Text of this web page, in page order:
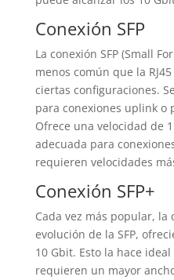
Conexión SFP
La conexión SFP (Small
menos común que la
ciertas configuraciones.
para conexiones uplink o
Ofrece una velocidad de
adecuada para
requieren velocidades
Conexión SFP+
Cada vez más popular, la
evolución de la SFP,
10 Gbit. Esto la hace
requieren un mayor